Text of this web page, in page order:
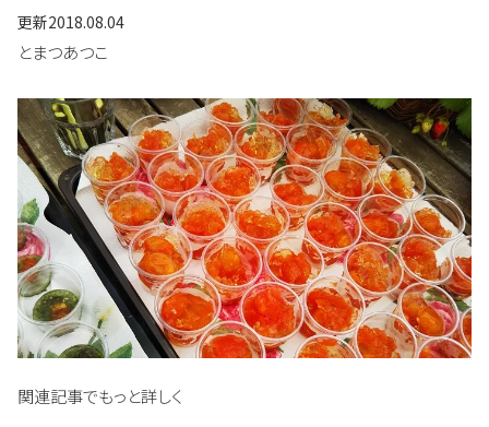
更新2018.08.04
とまつあつこ
関連記事でもっと詳しく